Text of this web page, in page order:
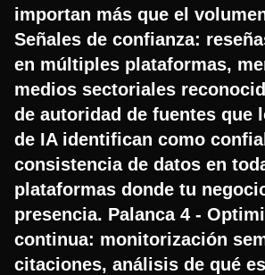
importan más que el
Señales de confianza:
en múltiples plataformas,
medios sectoriales
de autoridad de fuentes que
de IA identifican como
consistencia de datos en
plataformas donde tu
presencia. Palanca 4 -
continua: monitorización
citaciones, análisis de qué